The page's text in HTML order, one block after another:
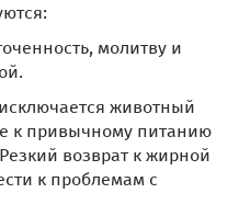
молитву и
животный
к привычному питанию
возврат к жирной
к проблемам с